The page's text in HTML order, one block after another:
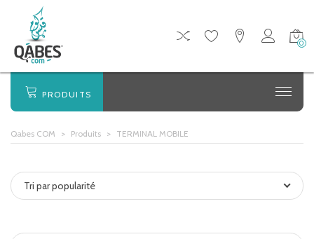
0
PRODUITS
Qabes COM > Produits > TERMINAL MOBILE
Tri par popularité